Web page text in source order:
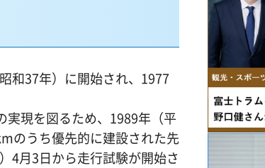
和37年）に開始され、1977
実現を図るため、1989年（平
のうち優先的に建設された先
4月3日から走行試験が開始さ